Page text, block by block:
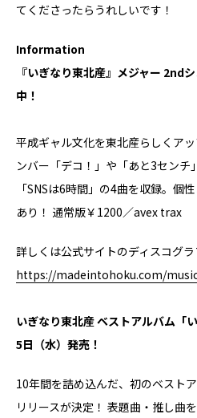
てくださったらうれしいです！
Information
『いぎなり東北産』メジャー 2nd
中！
平成ギャル文化を東北産らしくア
ンバー「デコ！」や「あと3センチ
「SNSは6時間」の4曲を収録。個
あり！ 通常版￥1200／avex trax
詳しくは公式サイトのディスコグラ
https://madeintohoku.com/
いぎなり東北産 ベストアルバム「
5日（水）発売！
10年間を詰め込んだ、初のベスト
リリースが決定！ 表題曲・推し曲